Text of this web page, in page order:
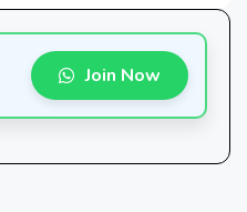
Join Now